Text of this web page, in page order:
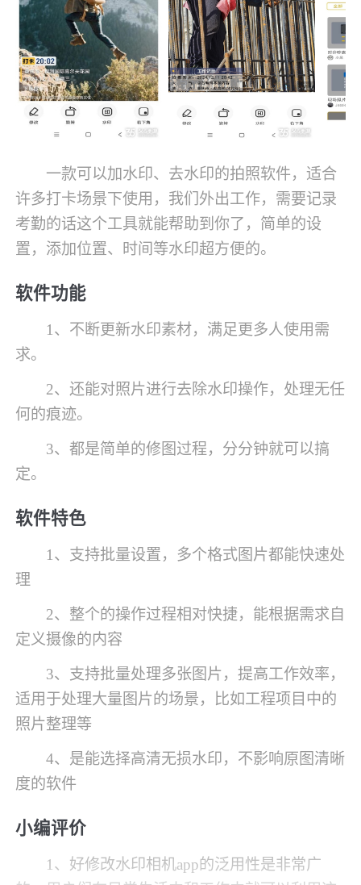
一款可以加水印、去水印的拍照软件，适合
许多打卡场景下使用，我们外出工作，需要记录
考勤的话这个工具就能帮助到你了，简单的设
置，添加位置、时间等水印超方便的。
软件功能
1、不断更新水印素材，满足更多人使用需
求。
2、还能对照片进行去除水印操作，处理无任
何的痕迹。
3、都是简单的修图过程，分分钟就可以搞
定。
软件特色
1、支持批量设置，多个格式图片都能快速处
理
2、整个的操作过程相对快捷，能根据需求自
定义摄像的内容
3、支持批量处理多张图片，提高工作效率，
适用于处理大量图片的场景，比如工程项目中的
照片整理等
4、是能选择高清无损水印，不影响原图清晰
度的软件
小编评价
1、好修改水印相机app的泛用性是非常广